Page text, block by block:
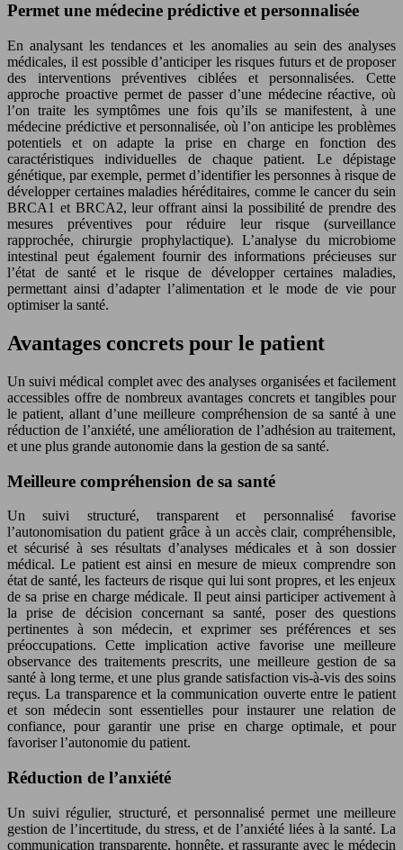
Permet une médecine prédictive et personnalisée
En analysant les tendances et les anomalies au sein des analyses
médicales, il est possible d’anticiper les risques futurs et de proposer
des interventions préventives ciblées et personnalisées. Cette
approche proactive permet de passer d’une médecine réactive, où
l’on traite les symptômes une fois qu’ils se manifestent, à une
médecine prédictive et personnalisée, où l’on anticipe les problèmes
potentiels et on adapte la prise en charge en fonction des
caractéristiques individuelles de chaque patient. Le dépistage
génétique, par exemple, permet d’identifier les personnes à risque de
développer certaines maladies héréditaires, comme le cancer du sein
BRCA1 et BRCA2, leur offrant ainsi la possibilité de prendre des
mesures préventives pour réduire leur risque (surveillance
rapprochée, chirurgie prophylactique). L’analyse du microbiome
intestinal peut également fournir des informations précieuses sur
l’état de santé et le risque de développer certaines maladies,
permettant ainsi d’adapter l’alimentation et le mode de vie pour
optimiser la santé.
Avantages concrets pour le patient
Un suivi médical complet avec des analyses organisées et facilement
accessibles offre de nombreux avantages concrets et tangibles pour
le patient, allant d’une meilleure compréhension de sa santé à une
réduction de l’anxiété, une amélioration de l’adhésion au traitement,
et une plus grande autonomie dans la gestion de sa santé.
Meilleure compréhension de sa santé
Un suivi structuré, transparent et personnalisé favorise
l’autonomisation du patient grâce à un accès clair, compréhensible,
et sécurisé à ses résultats d’analyses médicales et à son dossier
médical. Le patient est ainsi en mesure de mieux comprendre son
état de santé, les facteurs de risque qui lui sont propres, et les enjeux
de sa prise en charge médicale. Il peut ainsi participer activement à
la prise de décision concernant sa santé, poser des questions
pertinentes à son médecin, et exprimer ses préférences et ses
préoccupations. Cette implication active favorise une meilleure
observance des traitements prescrits, une meilleure gestion de sa
santé à long terme, et une plus grande satisfaction vis-à-vis des soins
reçus. La transparence et la communication ouverte entre le patient
et son médecin sont essentielles pour instaurer une relation de
confiance, pour garantir une prise en charge optimale, et pour
favoriser l’autonomie du patient.
Réduction de l’anxiété
Un suivi régulier, structuré, et personnalisé permet une meilleure
gestion de l’incertitude, du stress, et de l’anxiété liées à la santé. La
communication transparente, honnête, et rassurante avec le médecin